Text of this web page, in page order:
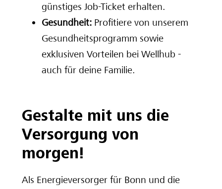
günstiges Job-Ticket erhalten.
Gesundheit: Profitiere von unserem
Gesundheitsprogramm sowie
exklusiven Vorteilen bei Wellhub -
auch für deine Familie.
Gestalte mit uns die
Versorgung von
morgen!
Als Energieversorger für Bonn und die